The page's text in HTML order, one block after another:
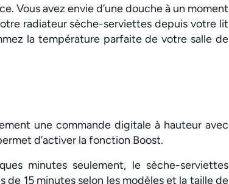
Vous avez envie d’une douche à un moment
radiateur sèche-serviettes depuis votre lit
la température parfaite de votre salle de
une commande digitale à hauteur avec
d’activer la fonction Boost.
minutes seulement, le sèche-serviettes
15 minutes selon les modèles et la taille de